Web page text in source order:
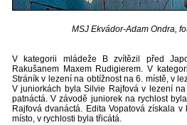
MSJ Ekvádor-Adam Ondra,
V kategorii mládeže B zvítězil před
Rakušanem Maxem Rudigierem. V
Stráník v lezení na obtížnost na 6. místě, v
V juniorkách byla Silvie Rajfová v lezení
patnáctá. V závodě juniorek na rychlost
Rajfová dvanáctá. Edita Vopatová získala
místo, v rychlosti byla třicátá.